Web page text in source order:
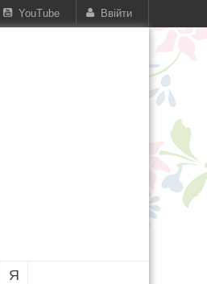
Ввійти
YouTube
Я